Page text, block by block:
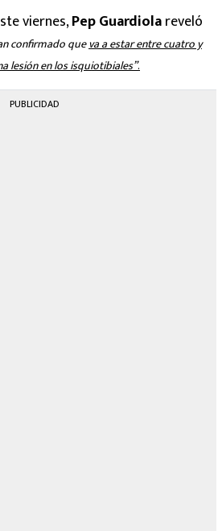
viernes,Pep Guardiolareveló
confirmado queva a estar entre cuatro y
lesión en los isquiotibiales”.
PUBLICIDAD